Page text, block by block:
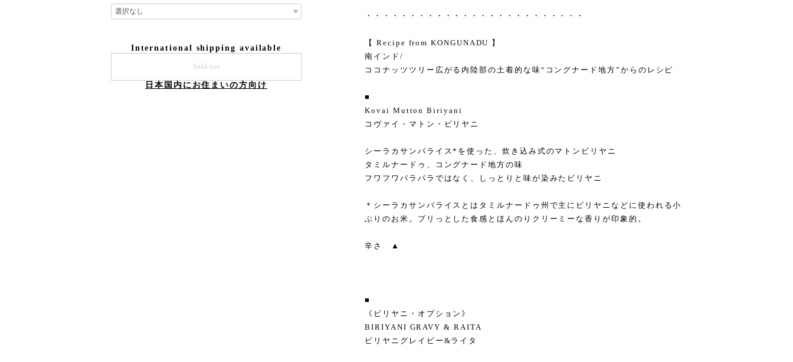
International shipping available
Sold out
日本国内にお住まいの方向け
・・・・・・・・・・・・・・・・・・・・・・・・・
【 Recipe from KONGUNADU 】
南インド/
ココナッツツリー広がる内陸部の土着的な味“コングナード地方”からのレシピ
■
Kovai Mutton Biriyani
コヴァイ・マトン・ビリヤニ
シーラカサンバライス*を使った、炊き込み式のマトンビリヤニ
タミルナードゥ、コングナード地方の味
フワフワパラパラではなく、しっとりと味が染みたビリヤニ
＊シーラカサンバライスとはタミルナードゥ州で主にビリヤニなどに使われる小
ぶりのお米。プリっとした食感とほんのりクリーミーな香りが印象的。
辛さ ▲
■
《ビリヤニ・オプション》
BIRIYANI GRAVY & RAITA
ビリヤニグレイビー&ライタ